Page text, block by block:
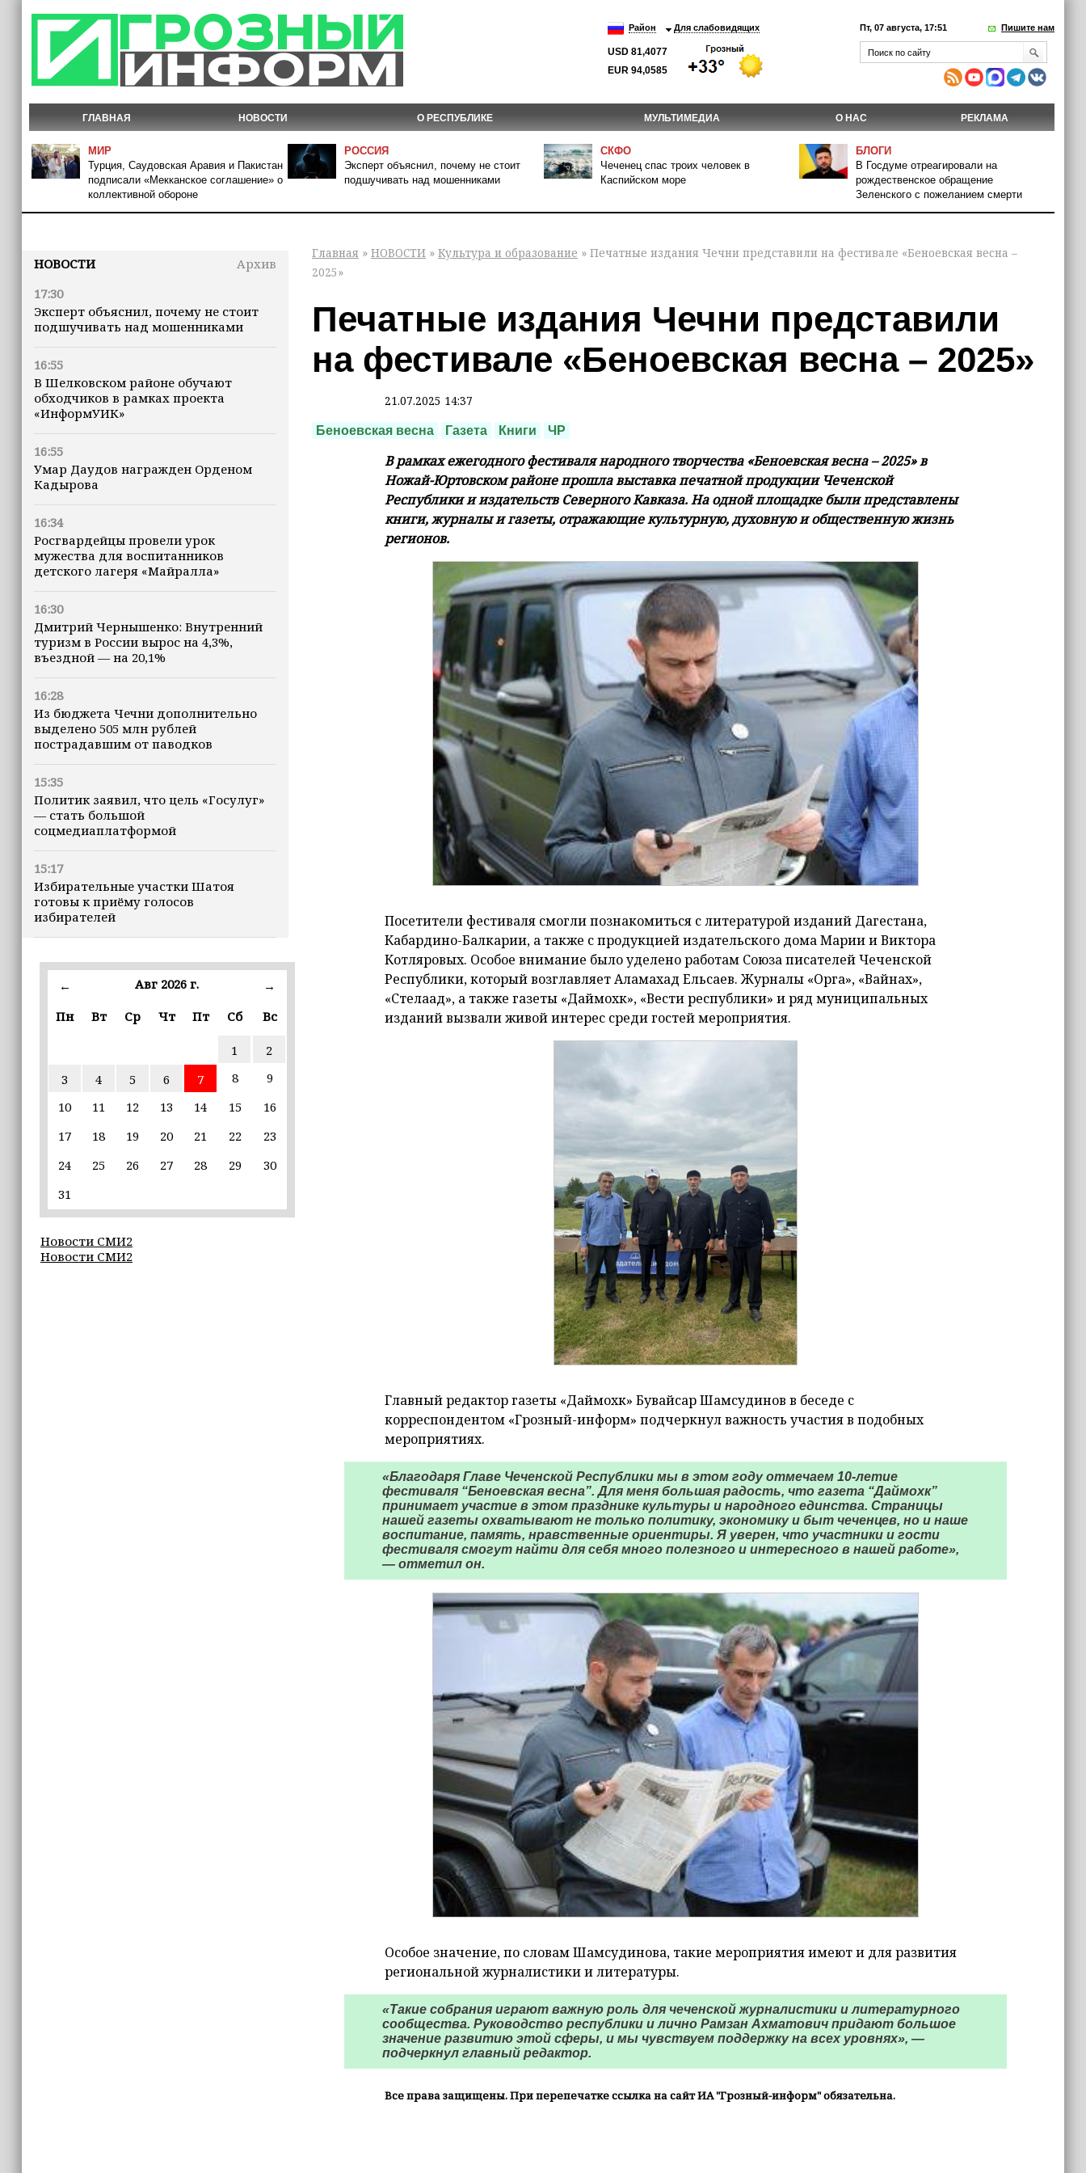
Район Для слабовидящих
USD 81,4077
EUR 94,0585
Пт, 07 августа, 17:51 Пишите нам
ГЛАВНАЯ НОВОСТИ О РЕСПУБЛИКЕ МУЛЬТИМЕДИА О НАС РЕКЛАМА
МИР
Турция, Саудовская Аравия и Пакистан
подписали «Мекканское соглашение» о
коллективной обороне
РОССИЯ
Эксперт объяснил, почему не стоит
подшучивать над мошенниками
СКФО
Чеченец спас троих человек в
Каспийском море
БЛОГИ
В Госдуме отреагировали на
рождественское обращение
Зеленского с пожеланием смерти
НОВОСТИ
Архив
17:30
Эксперт объяснил, почему не стоит
подшучивать над мошенниками
16:55
В Шелковском районе обучают
обходчиков в рамках проекта
«ИнформУИК»
16:55
Умар Даудов награжден Орденом
Кадырова
16:34
Росгвардейцы провели урок
мужества для воспитанников
детского лагеря «Майралла»
16:30
Дмитрий Чернышенко: Внутренний
туризм в России вырос на 4,3%,
въездной — на 20,1%
16:28
Из бюджета Чечни дополнительно
выделено 505 млн рублей
пострадавшим от паводков
15:35
Политик заявил, что цель «Госулуг»
— стать большой
соцмедиаплатформой
15:17
Избирательные участки Шатоя
готовы к приёму голосов
избирателей
Турция, Саудовская Аравия и
Пакистан подписали «Мекканское
Кадыров: сдача в плен становится
для многих военнослужащих ВСУ
единственной альтернативой гибели
(+видео)
14:44
Ахмат Кадыров удостоен звания
13:50
разработчикам разрабатывать
альтернативные клиенты
← Авг 2026 г.
→
Пн
Вт Ср Чт Пт Сб Вс
1
2
3
4 5 6 7 8
9
10
11 12 13 14 15
16
17
18 19 20 21 22
23
24
25 26 27 28 29
30
31
Новости СМИ2
Новости СМИ2
Главная » НОВОСТИ » Культура и образование » Печатные издания Чечни представили на фестивале «Беноевская весна –
2025»
Печатные издания Чечни представили
на фестивале «Беноевская весна – 2025»
21.07.2025 14:37
Беноевская весна Газета Книги ЧР
В рамках ежегодного фестиваля народного творчества «Беноевская весна – 2025» в
Ножай-Юртовском районе прошла выставка печатной продукции Чеченской
Республики и издательств Северного Кавказа. На одной площадке были представлены
книги, журналы и газеты, отражающие культурную, духовную и общественную жизнь
регионов.
Посетители фестиваля смогли познакомиться с литературой изданий Дагестана,
Кабардино-Балкарии, а также с продукцией издательского дома Марии и Виктора
Котляровых. Особое внимание было уделено работам Союза писателей Чеченской
Республики, который возглавляет Аламахад Ельсаев. Журналы «Орга», «Вайнах»,
«СтелаӀад», а также газеты «Даймохк», «Вести республики» и ряд муниципальных
изданий вызвали живой интерес среди гостей мероприятия.
Главный редактор газеты «Даймохк» Бувайсар Шамсудинов в беседе с
корреспондентом «Грозный-информ» подчеркнул важность участия в подобных
мероприятиях.
«Благодаря Главе Чеченской Республики мы в этом году отмечаем 10-летие
фестиваля “Беноевская весна”. Для меня большая радость, что газета “Даймохк”
принимает участие в этом празднике культуры и народного единства. Страницы
нашей газеты охватывают не только политику, экономику и быт чеченцев, но и наше
воспитание, память, нравственные ориентиры. Я уверен, что участники и гости
фестиваля смогут найти для себя много полезного и интересного в нашей работе»,
— отметил он.
Особое значение, по словам Шамсудинова, такие мероприятия имеют и для развития
региональной журналистики и литературы.
«Такие собрания играют важную роль для чеченской журналистики и литературного
сообщества. Руководство республики и лично Рамзан Ахматович придают большое
значение развитию этой сферы, и мы чувствуем поддержку на всех уровнях», —
подчеркнул главный редактор.
Все права защищены. При перепечатке ссылка на сайт ИА "Грозный-информ" обязательна.